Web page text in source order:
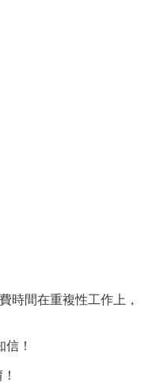
時間在重複性工作上，
！